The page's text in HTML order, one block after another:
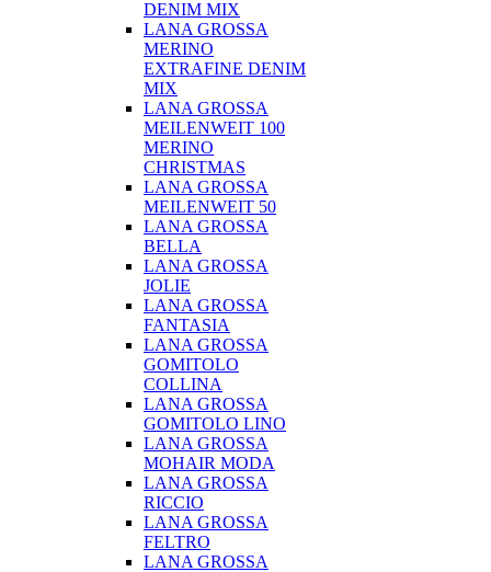
DENIM MIX
LANA GROSSA
MERINO
EXTRAFINE DENIM
MIX
LANA GROSSA
MEILENWEIT 100
MERINO
CHRISTMAS
LANA GROSSA
MEILENWEIT 50
LANA GROSSA
BELLA
LANA GROSSA
JOLIE
LANA GROSSA
FANTASIA
LANA GROSSA
GOMITOLO
COLLINA
LANA GROSSA
GOMITOLO LINO
LANA GROSSA
MOHAIR MODA
LANA GROSSA
RICCIO
LANA GROSSA
FELTRO
LANA GROSSA